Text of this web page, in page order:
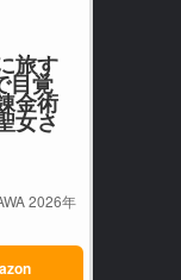
旅す
目覚
金術
女さ
2026年